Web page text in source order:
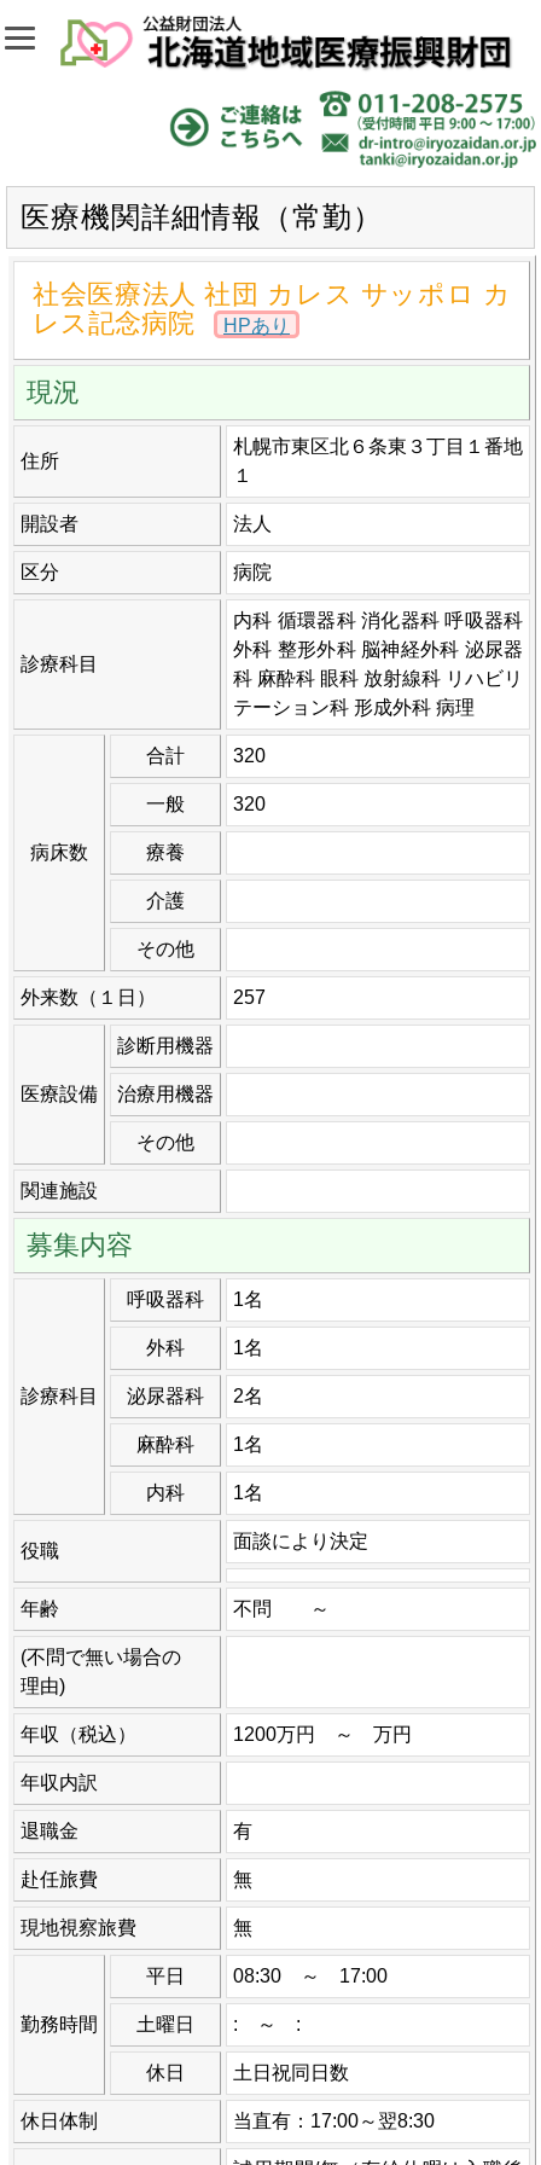
医療機関詳細情報（常勤）
社会医療法人 社団 カレス サッポロ カ
レス記念病院
HPあり
現況
住所
札幌市東区北６条東３丁目１番地
１
開設者 法人
区分 病院
診療科目
内科 循環器科 消化器科 呼吸器科
外科 整形外科 脳神経外科 泌尿器
科 麻酔科 眼科 放射線科 リハビリ
テーション科 形成外科 病理
病床数
合計 320
一般 320
療養
介護
その他
外来数（１日） 257
医療設備
診断用機器
治療用機器
その他
関連施設
募集内容
診療科目
呼吸器科 1名
外科 1名
泌尿器科 2名
麻酔科 1名
内科 1名
役職 面談により決定
年齢 不問 ～
(不問で無い場合の
理由)
年収（税込） 1200万円 ～ 万円
年収内訳
退職金 有
赴任旅費 無
現地視察旅費 無
勤務時間
平日 08:30 ～ 17:00
土曜日 : ～ :
休日 土日祝同日数
休日体制 当直有：17:00～翌8:30